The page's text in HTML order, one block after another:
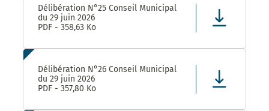
Délibération N°25 Conseil Municipal
du 29 juin 2026
PDF - 358,63 Ko
Délibération N°26 Conseil Municipal
du 29 juin 2026
PDF - 357,80 Ko